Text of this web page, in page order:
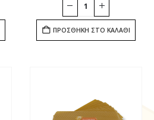
ΠΡΟΣΘΉΚΗ ΣΤΟ ΚΑΛΆΘΙ